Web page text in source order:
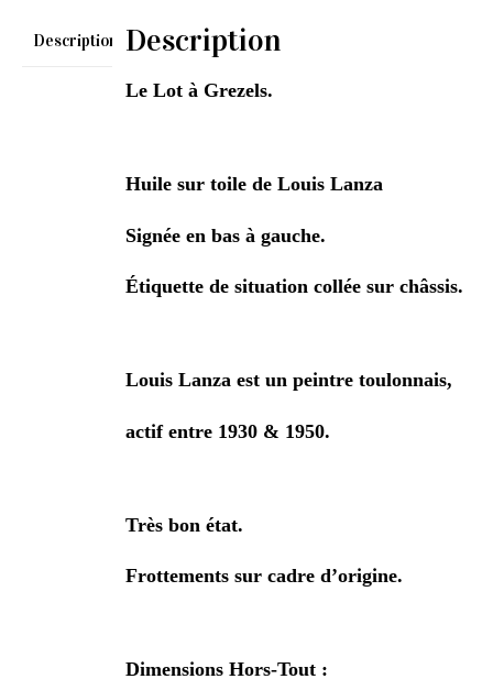
Description Description
Le Lot à Grezels.
Huile sur toile de Louis Lanza
Signée en bas à gauche.
Étiquette de situation collée sur châssis.
Louis Lanza est un peintre toulonnais,
actif entre 1930 & 1950.
Très bon état.
Frottements sur cadre d’origine.
Dimensions Hors-Tout :